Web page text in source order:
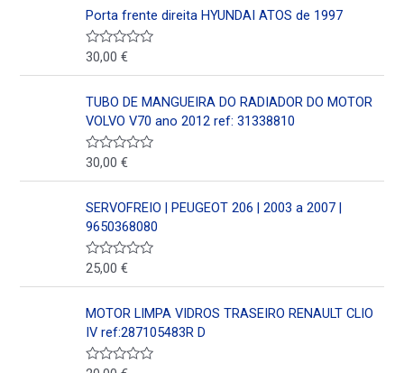
Porta frente direita HYUNDAI ATOS de 1997
V
o
r
a
o
e
n
0
e
5
30,00€
TUBO DE MANGUEIRA DO RADIADOR DO MOTOR
VOLVO V70 ano 2012 ref: 31338810
V
o
r
a
o
e
n
0
e
5
30,00€
SERVOFREIO | PEUGEOT 206 | 2003 a 2007 |
9650368080
V
o
r
a
o
e
25,00€
MOTOR LIMPA VIDROS TRASEIRO RENAULT CLIO
IV ref:287105483R D